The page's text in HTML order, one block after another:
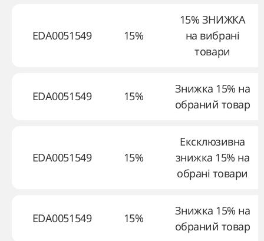
EDA0051549 15%
15% ЗНИЖКА
на вибрані
товари
EDA0051549 15%
Знижка 15% на
обраний товар
EDA0051549 15%
Ексклюзивна
знижка 15% на
обрані товари
EDA0051549 15%
Знижка 15% на
обраний товар